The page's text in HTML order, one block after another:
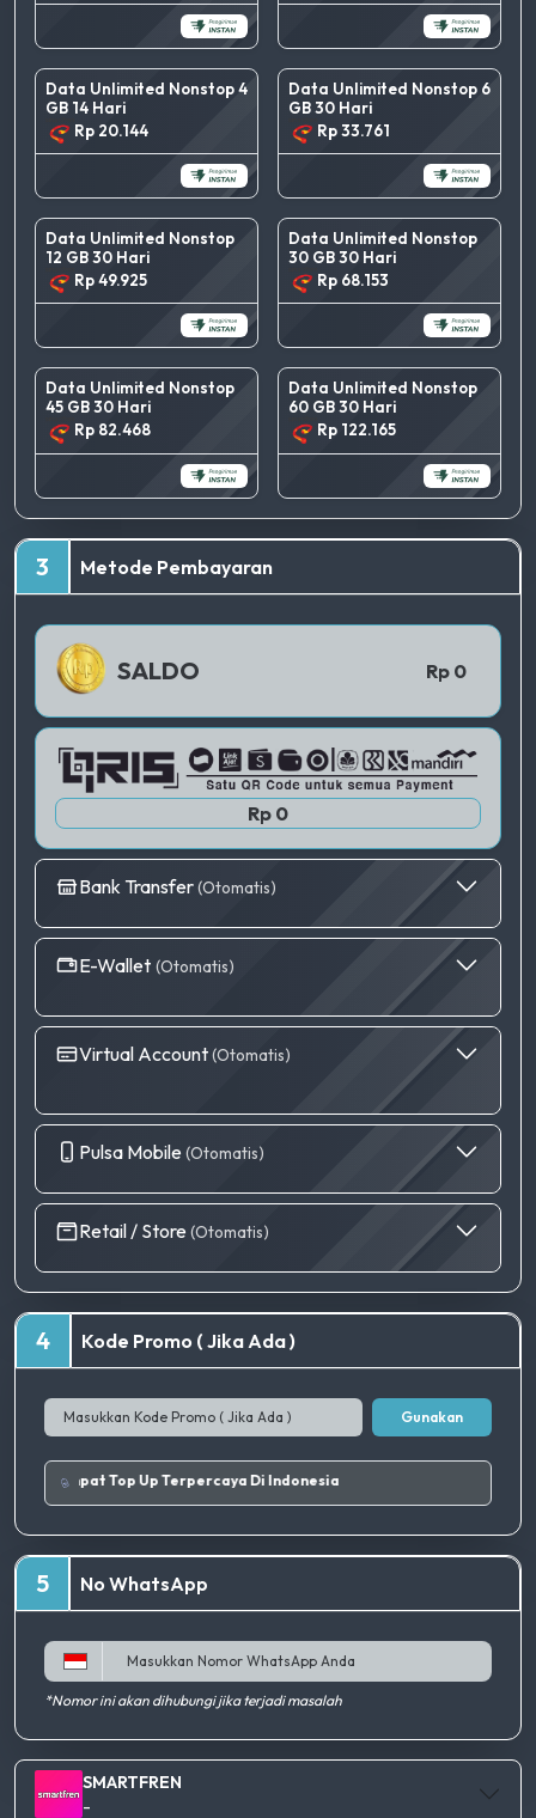
Data Unlimited Nonstop 4
GB 14 Hari
Rp 20.144
Data Unlimited Nonstop 6
GB 30 Hari
Rp 33.761
Data Unlimited Nonstop
12 GB 30 Hari
Rp 49.925
Data Unlimited Nonstop
30 GB 30 Hari
Rp 68.153
Data Unlimited Nonstop
45 GB 30 Hari
Rp 82.468
Data Unlimited Nonstop
60 GB 30 Hari
Rp 122.165
3 Metode Pembayaran
SALDO Rp 0
Rp 0
QRIS 1
Bank Transfer(Otomatis)
E-Wallet (Otomatis)
Virtual Account(Otomatis)
Pulsa Mobile (Otomatis)
Retail / Store (Otomatis)
4 Kode Promo ( Jika Ada )
Gunakan
Tempat Top Up Terpercaya Di Indonesia
5 No WhatsApp
*Nomor ini akan dihubungi jika terjadi masalah
SMARTFREN
-